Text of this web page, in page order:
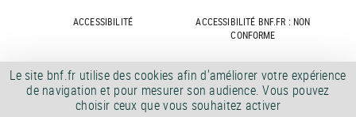
ACCESSIBILITÉ
ACCESSIBILITÉ BNF.FR : NON
CONFORME
MARCHÉS PUBLICS OFFRES D'EMPLOI
DÉMATÉRIALISATION FACTURES CRÉDITS
Le site bnf.fr utilise des cookies afin d'améliorer votre expérience
de navigation et pour mesurer son audience. Vous pouvez
choisir ceux que vous souhaitez activer